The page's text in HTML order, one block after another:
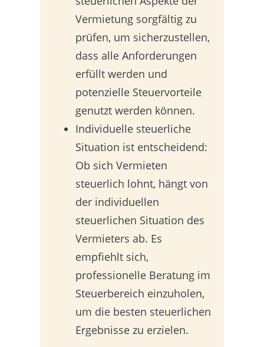
Vermietung sorgfältig zu
prüfen, um sicherzustellen,
dass alle Anforderungen
erfüllt werden und
potenzielle Steuervorteile
genutzt werden können.
Individuelle steuerliche
Situation ist entscheidend:
Ob sich Vermieten
steuerlich lohnt, hängt von
der individuellen
steuerlichen Situation des
Vermieters ab. Es
empfiehlt sich,
professionelle Beratung im
Steuerbereich einzuholen,
um die besten steuerlichen
Ergebnisse zu erzielen.